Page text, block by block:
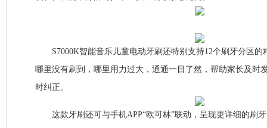
S7000K智能音乐儿童电动牙刷还特别支持12个刷牙分区的
哪里没有刷到，哪里用力过大，通通一目了然，帮助家长及时
时纠正。
这款牙刷还可与手机APP“欧可林”联动，呈现更详细的刷